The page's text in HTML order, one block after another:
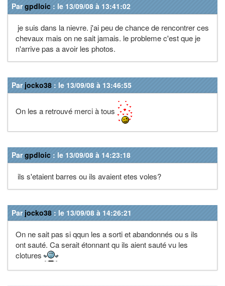
Pargpdloic : le 13/09/08 à 13:41:02
je suis dans la nievre. j'ai peu de chance de rencontrer ces
chevaux mais on ne sait jamais. le probleme c'est que je
n'arrive pas a avoir les photos.
Par jocko38 : le 13/09/08 à 13:46:55
On les a retrouvé merci à tous
Pargpdloic : le 13/09/08 à 14:23:18
ils s'etaient barres ou ils avaient etes voles?
Par jocko38 : le 13/09/08 à 14:26:21
On ne sait pas si qqun les a sorti et abandonnés ou s ils
ont sauté. Ca serait étonnant qu ils aient sauté vu les
clotures